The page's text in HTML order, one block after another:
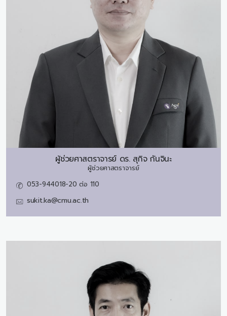
ผู้ช่วยศาสตราจารย์ ดร. สุกิจ กันจินะ
ผู้ช่วยศาสตราจารย์
053-944018-20 ต่อ 110
sukit.ka@cmu.ac.th